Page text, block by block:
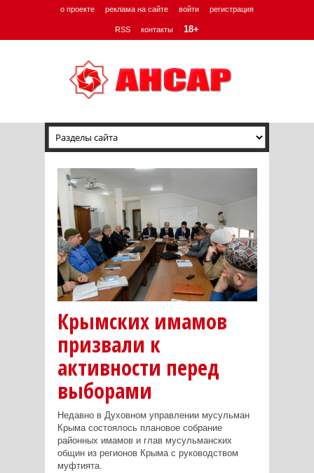
о проекте реклама на сайте войти регистрация
RSS контакты 18+
Крымских имамов
призвали к
активности перед
выборами
Недавно в Духовном управлении мусульман
Крыма состоялось плановое собрание
районных имамов и глав мусульманских
общин из регионов Крыма с руководством
муфтията.